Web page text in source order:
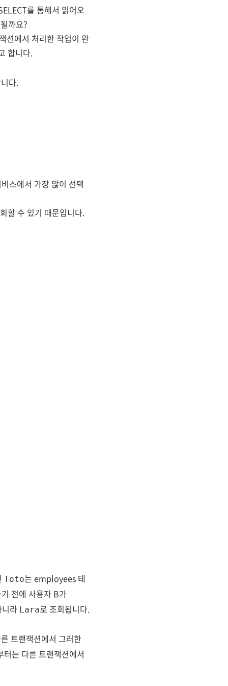
를 통해서 읽어오
까요?
션에서 처리한 작업이 완
합니다.
다.
스에서 가장 많이 선택
할 수 있기 때문입니다.
Toto는 employees 테
전에 사용자 B가
니라 Lara로 조회됩니다.
트랜잭션에서 그러한
는 다른 트랜잭션에서